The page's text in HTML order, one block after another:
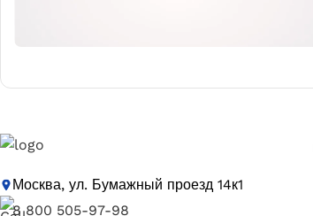
Москва, ул. Бумажный проезд 14к1
8 800 505-97-98